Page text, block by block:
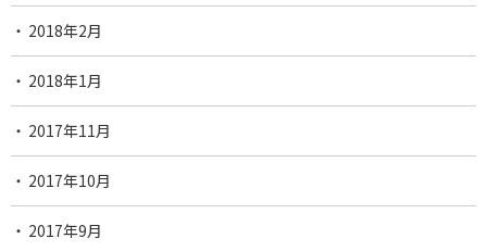
2018年2月
2018年1月
2017年11月
2017年10月
2017年9月